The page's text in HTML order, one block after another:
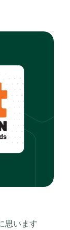
思います